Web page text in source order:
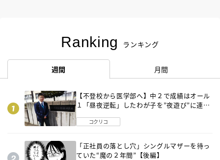
Ranking ランキング
週間 月間
【不登校から医学部へ】中２で成績はオール
１「昼夜逆転」したわが子を”夜遊び”に連れ
コクリコ
「正社員の落とし穴」シングルマザーを待っ
ていた“魔の２年間”【後編】